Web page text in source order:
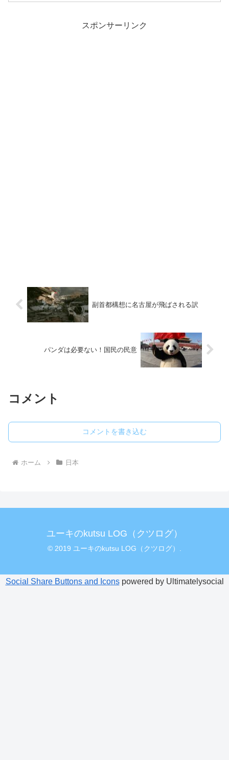
スポンサーリンク
副首都構想に名古屋が飛ばされる訳
パンダは必要ない！国民の民意
コメント
コメントを書き込む
ホーム 日本
ユーキのkutsu LOG（クツログ）
© 2019 ユーキのkutsu LOG（クツログ）.
Social Share Buttons and Iconspowered by Ultimatelysocial